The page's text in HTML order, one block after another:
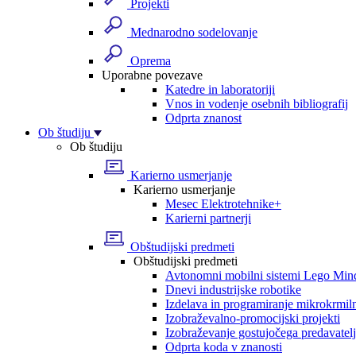
Projekti
Mednarodno sodelovanje
Oprema
Uporabne povezave
Katedre in laboratoriji
Vnos in vodenje osebnih bibliografij
Odprta znanost
Ob študiju
Ob študiju
Karierno usmerjanje
Karierno usmerjanje
Mesec Elektrotehnike+
Karierni partnerji
Obštudijski predmeti
Obštudijski predmeti
Avtonomni mobilni sistemi Lego
Dnevi industrijske robotike
Izdelava in programiranje
Izobraževalno-promocijski projekti
Izobraževanje gostujočega
Odprta koda v znanosti